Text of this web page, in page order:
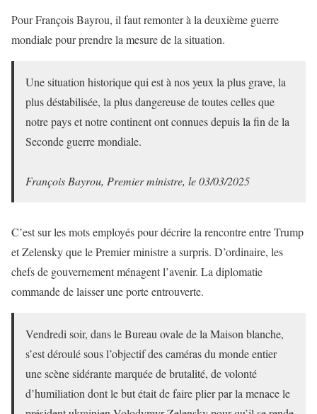
Pour François Bayrou, il faut remonter à la deuxième guerre
mondiale pour prendre la mesure de la situation.
Une situation historique qui est à nos yeux la plus grave, la
plus déstabilisée, la plus dangereuse de toutes celles que
notre pays et notre continent ont connues depuis la fin de la
Seconde guerre mondiale.
François Bayrou, Premier ministre, le 03/03/2025
C’est sur les mots employés pour décrire la rencontre entre Trump
et Zelensky que le Premier ministre a surpris. D’ordinaire, les
chefs de gouvernement ménagent l’avenir. La diplomatie
commande de laisser une porte entrouverte.
Vendredi soir, dans le Bureau ovale de la Maison blanche,
s’est déroulé sous l’objectif des caméras du monde entier
une scène sidérante marquée de brutalité, de volonté
d’humiliation dont le but était de faire plier par la menace le